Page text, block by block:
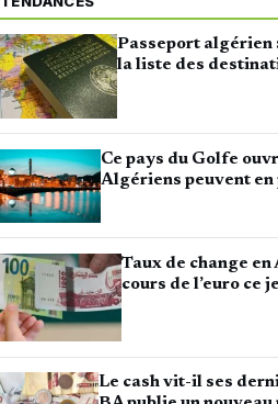
Passeport algérien
la liste des
Ce pays du Golfe
Algériens peuvent
Taux de change
cours de l’euro ce
Le cash vit-il ses